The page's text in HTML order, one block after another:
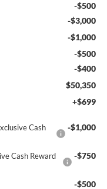
-$500
-$3,000
-$1,000
-$500
-$400
$50,350
+$699
Cash
-$1,000
Cash Reward
-$750
-$500